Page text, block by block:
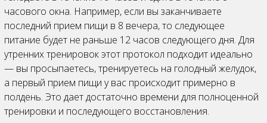
часового окна. Например, если вы заканчиваете
последний прием пищи в 8 вечера, то следующее
питание будет не раньше 12 часов следующего дня. Для
утренних тренировок этот протокол подходит идеально
— вы просыпаетесь, тренируетесь на голодный желудок,
а первый прием пищи у вас происходит примерно в
полдень. Это дает достаточно времени для полноценной
тренировки и последующего восстановления.